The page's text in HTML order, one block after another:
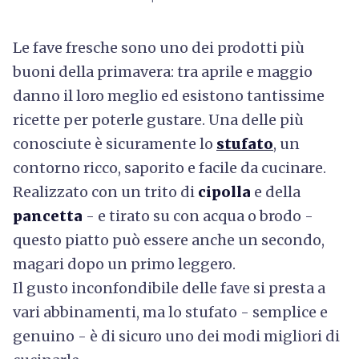
Le fave fresche sono uno dei prodotti più
buoni della primavera: tra aprile e maggio
danno il loro meglio ed esistono tantissime
ricette per poterle gustare. Una delle più
conosciute è sicuramente lo stufato, un
contorno ricco, saporito e facile da cucinare.
Realizzato con un trito di cipolla e della
pancetta - e tirato su con acqua o brodo -
questo piatto può essere anche un secondo,
magari dopo un primo leggero.
Il gusto inconfondibile delle fave si presta a
vari abbinamenti, ma lo stufato - semplice e
genuino - è di sicuro uno dei modi migliori di